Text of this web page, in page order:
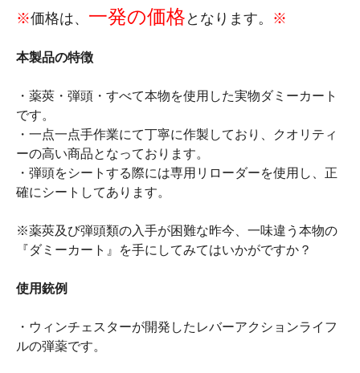
※価格は、 一発の価格 となります。 ※
本製品の特徴
・薬莢・弾頭・すべて本物を使用した実物ダミーカート
です。
・一点一点手作業にて丁寧に作製しており、クオリティ
ーの高い商品となっております。
・弾頭をシートする際には専用リローダーを使用し、正
確にシートしてあります。
※薬莢及び弾頭類の入手が困難な昨今、一味違う本物の
『ダミーカート』を手にしてみてはいかがですか？
使用銃例
・ウィンチェスターが開発したレバーアクションライフ
ルの弾薬です。